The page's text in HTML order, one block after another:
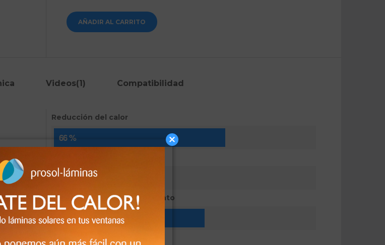
AÑADIR AL CARRITO
Videos(1) Compatibilidad
eficaz
de
suelos y
que le
Reducción del calor
66 %
9
Reducción de deslumbramiento
58 %
Protección UV / Decoloración